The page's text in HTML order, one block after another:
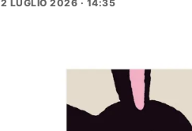
2 LUGLIO 2026 · 14:35